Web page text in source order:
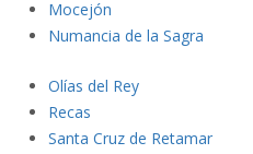
Mocejón
Numancia de la Sagra
Olías del Rey
Recas
Santa Cruz de Retamar